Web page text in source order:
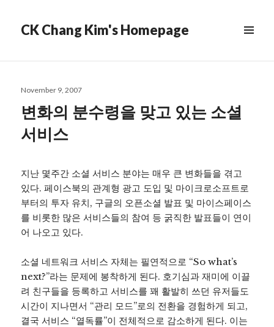
CK Chang Kim's Homepage
Posted
November 9, 2007
변화의 분수령을 맞고 있는 소셜
서비스
지난 몇주간 소셜 서비스 분야는 매우 큰 변화들을 겪고
있다. 페이스북의 관계형 광고 도입 및 마이크로소프트로
부터의 투자 유치, 구글의 오픈소셜 발표 및 마이스페이스
를 비롯한 많은 서비스들의 참여 등 굵직한 발표들이 연이
어 나오고 있다.
소셜 네트워크 서비스 자체는 필연적으로 “So what’s
next?”라는 문제에 봉착하게 된다. 호기심과 재미에 이끌
려 친구들을 등록하고 서비스를 꽤 활발히 쓰던 유저들도
시간이 지나면서 “관리 모드”로의 전환을 경험하게 되고,
결국 서비스 “열독률”이 전체적으로 감소하게 된다. 이는